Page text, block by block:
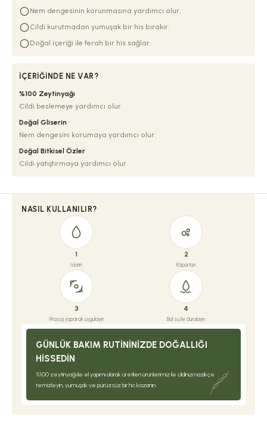
Nem dengesinin korunmasına yardımcı olur.
Cildi kurutmadan yumuşak bir his bırakır.
Doğal içeriği ile ferah bir his sağlar.
İÇERIĞINDE NE VAR?
%100 Zeytinyağı
Cildi beslemeye yardımcı olur.
Doğal Gliserin
Nem dengesini korumaya yardımcı olur.
Doğal Bitkisel Özler
Cildi yatıştırmaya yardımcı olur.
NASIL KULLANILIR?
1
Islatın
2
Köpürtün
3
Masaj yaparak uygulayın
4
Bol su ile durulayın
GÜNLÜK BAKIM RUTININIZDE DOĞALLIĞI
HISSEDIN
%100 zeytinyağı ile el yapımı olarak üretilen ürünlerimiz ile cildinizi nazikçe
temizleyin, yumuşak ve pürüzsüz bir his kazanın.